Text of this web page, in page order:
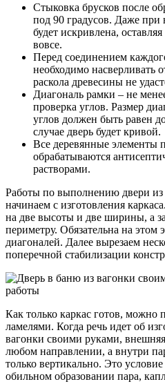
Стыковка брусков после
под 90 градусов. Даже
будет искривлена,
вовсе.
Перед соединением
необходимо насверливать
раскола древесины не
Диагональ рамки – не
проверка углов. Размер
углов должен быть равен
случае дверь будет кривой.
Все деревянные элементы
обрабатываются
растворами.
Работы по выполнению двери
начинаем с изготовления
на две высоты и две ширины, а
периметру. Обязательна на этом
диагоналей. Далее вырезаем
поперечной стабилизации
Как только каркас готов, можно
ламелями. Когда речь идет об
вагонки своими руками,
любом направлении, а внутри
только вертикально. Это
обильном образовании пара,